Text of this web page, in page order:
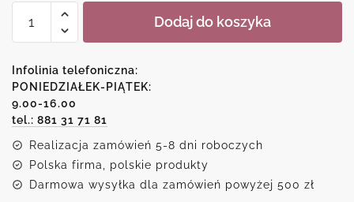
Fototapeta
kobietą
i
księżycem
Dodaj do koszyka
Infolinia telefoniczna:
PONIEDZIAŁEK-PIĄTEK:
9.00-16.00
tel.: 881 31 71 81
Realizacja zamówień 5-8 dni roboczych
Polska firma, polskie produkty
Darmowa wysyłka dla zamówień powyżej 500 zł